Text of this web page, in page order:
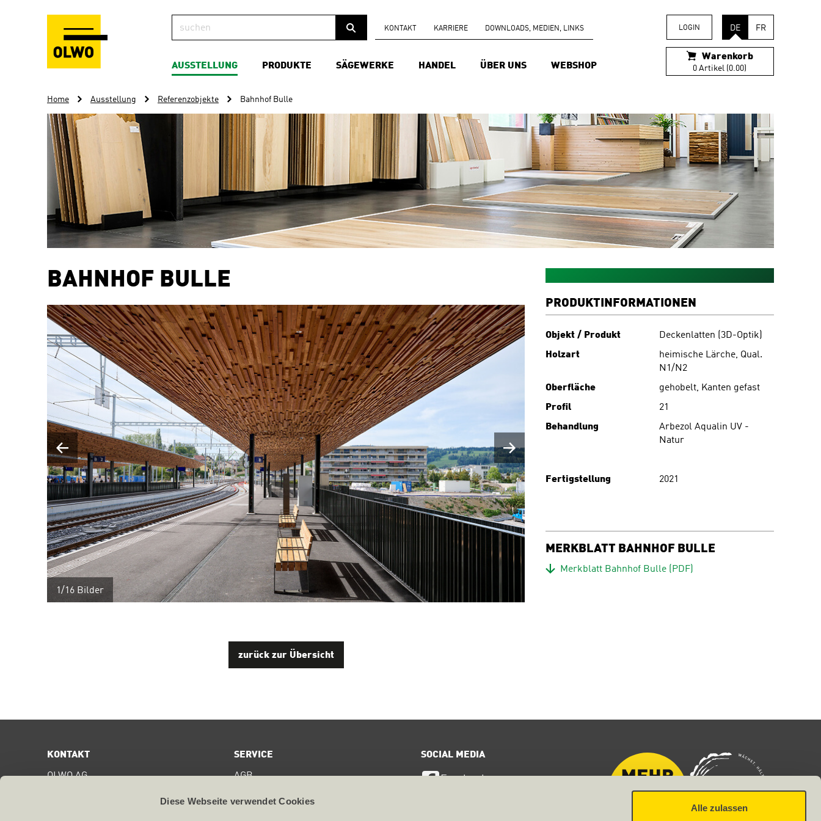
Diese Webseite verwendet Cookies
Alle zulassen
KONTAKT KARRIERE DOWNLOADS, MEDIEN, LINKS DE FR
LOGIN
Warenkorb
0 Artikel (0.00)
AUSSTELLUNG PRODUKTE SÄGEWERKE HANDEL ÜBER UNS WEBSHOP
Home Ausstellung Referenzobjekte Bahnhof Bulle
BAHNHOF BULLE
1/16 Bilder
zurück zur Übersicht
PRODUKTINFORMATIONEN
Objekt / Produkt
Deckenlatten (3D-Optik)
Holzart
heimische Lärche, Qual.
N1/N2
Oberfläche
gehobelt, Kanten gefast
Profil
21
Behandlung
Arbezol Aqualin UV -
Natur
Fertigstellung 2021
MERKBLATT BAHNHOF BULLE
Download
Merkblatt Bahnhof Bulle (PDF)
KONTAKT
OLWO AG
SERVICE
AGB
Digital Service
SOCIAL MEDIA
Facebook